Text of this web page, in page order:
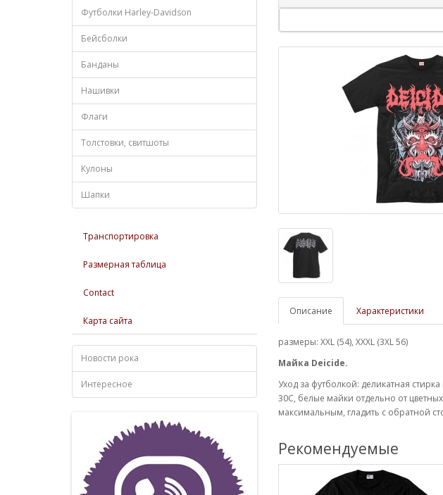
Футболки Harley-Davidson
Бейсболки
Банданы
Нашивки
Флаги
Толстовки, свитшоты
Кулоны
Шапки
Транспортировка
Размерная таблица
Contact
Карта сайта
Новости рока
Интересное
Описание Характеристики
размеры: XXL (54), XXXL (3XL 56)
Майка Deicide.
Уход за футболкой: деликатная
30С, белые майки отдельно от
максимальным, гладить с обратной
Рекомендуемые